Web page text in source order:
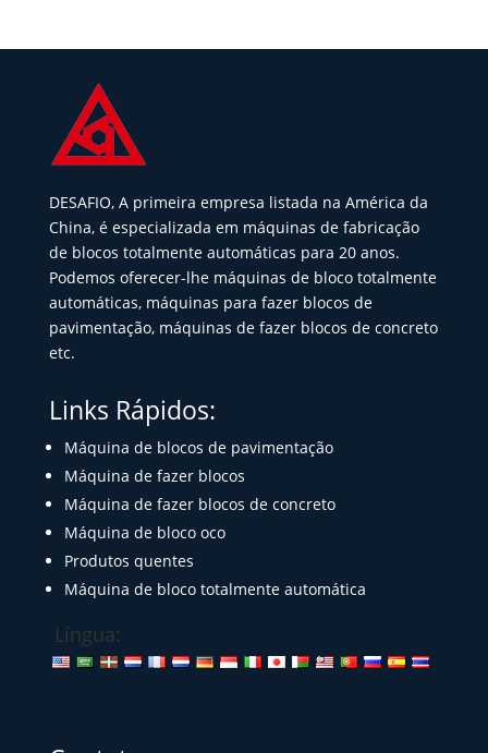
DESAFIO, A primeira empresa listada na América da
China, é especializada em máquinas de fabricação
de blocos totalmente automáticas para 20 anos.
Podemos oferecer-lhe máquinas de bloco totalmente
automáticas, máquinas para fazer blocos de
pavimentação, máquinas de fazer blocos de concreto
etc.
Links Rápidos:
Máquina de blocos de pavimentação
Máquina de fazer blocos
Máquina de fazer blocos de concreto
Máquina de bloco oco
Produtos quentes
Máquina de bloco totalmente automática
Língua: